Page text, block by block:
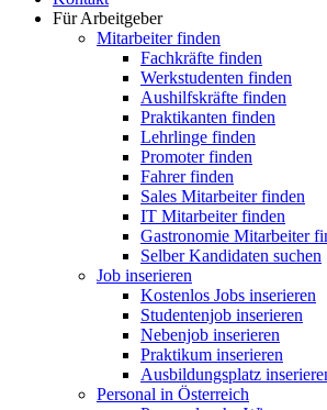
Für Arbeitgeber
Mitarbeiter finden
Fachkräfte finden
Werkstudenten finden
Aushilfskräfte finden
Praktikanten finden
Lehrlinge finden
Promoter finden
Fahrer finden
Sales Mitarbeiter finden
IT Mitarbeiter finden
Gastronomie Mitarbeiter
Selber Kandidaten suchen
Job inserieren
Kostenlos Jobs inserieren
Studentenjob inserieren
Nebenjob inserieren
Praktikum inserieren
Ausbildungsplatz
Personal in Österreich